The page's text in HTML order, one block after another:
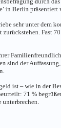
in Berlin präsentiert
sehr unter dem
Fast
sind der
ist – wie in der
71 %